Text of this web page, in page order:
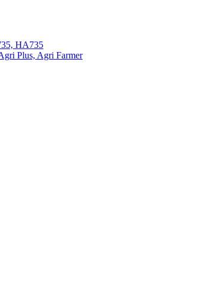
HA735
Plus, Agri Farmer